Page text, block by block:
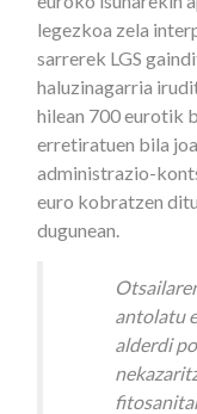
legezkoa zela
sarrerek LGS
haluzinagarria
hilean 700 eurotik
erretiratuen bila
administrazio-
euro kobratzen
dugunean.
antolatu
alderdi